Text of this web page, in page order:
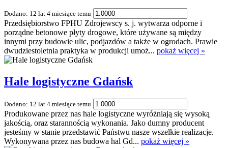
Dodano: 12 lat 4 miesiące temu
Przedsiębiorstwo FPHU Zdrojewscy s. j. wytwarza odporne i
porządne betonowe płyty drogowe, które używane są między
innymi przy budowie ulic, podjazdów a także w ogrodach. Prawie
dwudziestoletnia praktyka w produkcji umoż... pokaż więcej »
Hale logistyczne Gdańsk
Dodano: 12 lat 4 miesiące temu
Produkowane przez nas hale logistyczne wyróżniają się wysoką
jakością, oraz starannością wykonania. Jako dumny producent
jesteśmy w stanie przedstawić Państwu nasze wszelkie realizacje.
Wykonywana przez nas budowa hal Gd... pokaż więcej »